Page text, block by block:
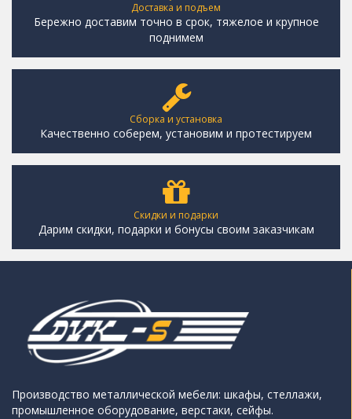
Доставка и подъем
Бережно доставим точно в срок, тяжелое и крупное
поднимем
Сборка и установка
Качественно соберем, установим и протестируем
Скидки и подарки
Дарим скидки, подарки и бонусы своим заказчикам
Производство металлической мебели: шкафы, стеллажи,
промышленное оборудование, верстаки, сейфы.